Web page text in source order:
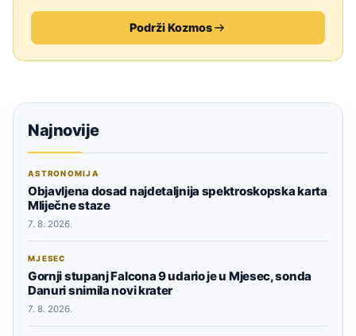
Podrži Kozmos
Najnovije
ASTRONOMIJA
Objavljena dosad najdetaljnija spektroskopska karta
Mliječne staze
7. 8. 2026.
MJESEC
Gornji stupanj Falcona 9 udario je u Mjesec, sonda
Danuri snimila novi krater
7. 8. 2026.